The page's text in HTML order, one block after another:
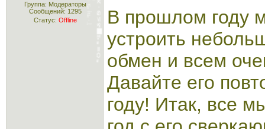
Группа: Модераторы
Сообщений: 1295
Статус: Offline
В прошлом году
устроить
обмен и всем
Давайте его
году! Итак, все